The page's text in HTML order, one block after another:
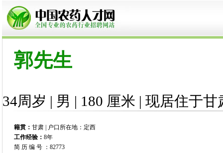
郭先生
34周岁 | 男 | 180 厘米 | 现居住于甘
籍贯： 甘肃 | 户口所在地：定西
工作经验： 8年
简 历 编 号 ：82773